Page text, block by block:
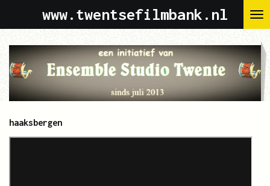
de
hoofdinhoud
www.twentsefilmbank.nl
haaksbergen